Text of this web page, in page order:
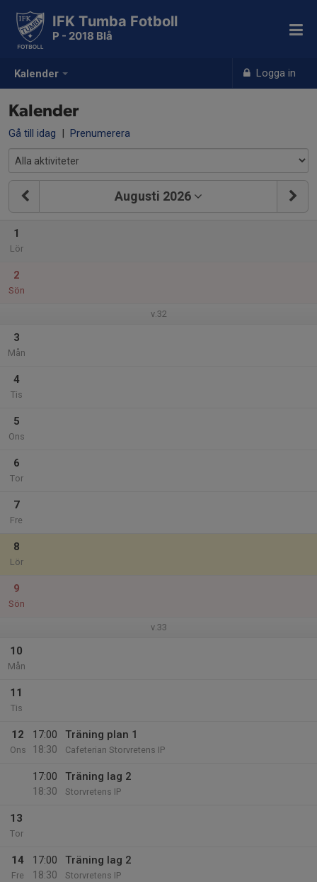
Kalender Logga in
IFK Tumba Fotboll
P - 2018 Blå
Kalender
Gå till idag | Prenumerera
Augusti 2026
1
Lör
2
Sön
v.32
3
Mån
4
Tis
5
Ons
6
Tor
7
Fre
8
Lör
9
Sön
v.33
10
Mån
11
Tis
12
Ons
17:00
18:30
Träning plan 1
Cafeterian Storvretens IP
17:00
18:30
Träning lag 2
Storvretens IP
13
Tor
14
Fre
17:00
18:30
Träning lag 2
Storvretens IP